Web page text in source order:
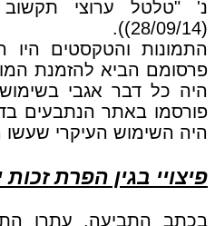
נ' "טלטל ערוצי
(28/09/14)).
התמונות והטקסטים
פרסומם הביא להזמנת
היה כל דבר אגבי
פורסמו באתר הנתבעים
היה השימוש העיקרי
פיצויי בגין הפרת זכות
בכתב התביעה, עתרו